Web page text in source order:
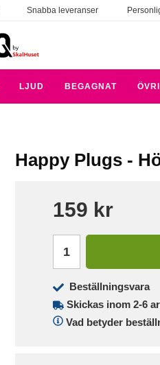
Snabba leveranser
LJUD BEGAGNAT
Happy Plugs -
159 kr
Beställningsvara
Skickas inom 2-6
Vad betyder